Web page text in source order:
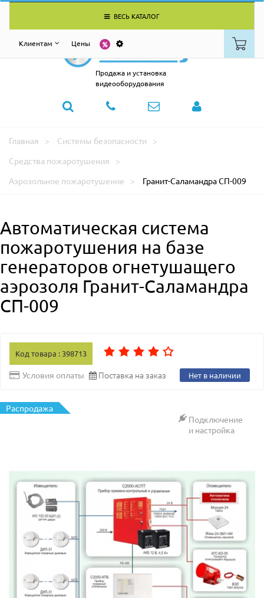
ВЕСЬ КАТАЛОГ
Клиентам Цены
Продажа и установка
видеооборудования
Главная
Системы безопасности
Средства пожаротушения
Аэрозольное пожаротушение
Гранит-Саламандра СП-009
Автоматическая система
пожаротушения на базе
генераторов огнетушащего
аэрозоля Гранит-Саламандра
СП-009
Код товара : 398713
Условия оплаты Поставка на заказ Нет в наличии
Распродажа
Подключение
и настройка